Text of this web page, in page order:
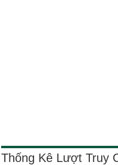
Thống Kê Lượt Truy